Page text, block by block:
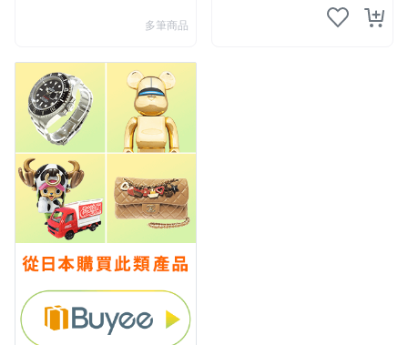
多筆商品